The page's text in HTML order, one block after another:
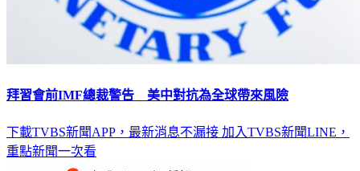
拜習會前IMF總裁警告 美中對抗為全球帶來風險
下載TVBS新聞APP，最新消息不漏接 加入TVBS新聞LINE，
重點新聞一次看